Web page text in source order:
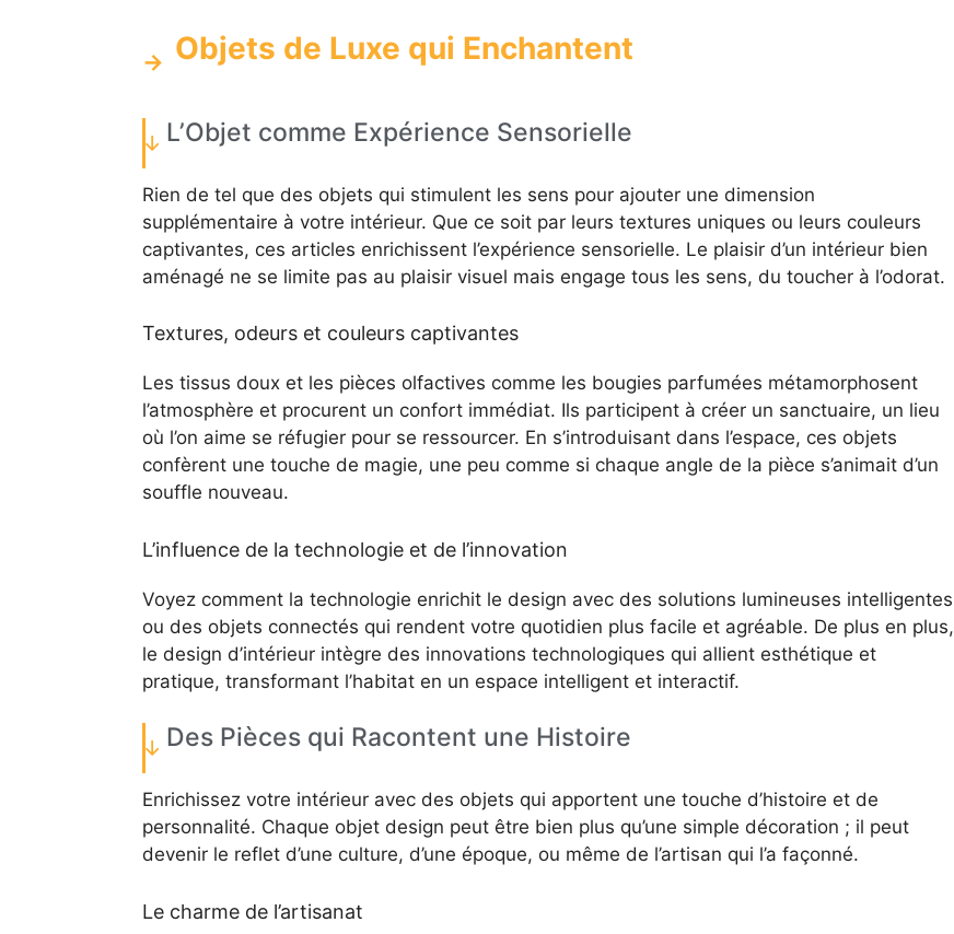
Objets de Luxe qui Enchantent
L’Objet comme Expérience Sensorielle
Rien de tel que des objets qui stimulent les sens pour ajouter une dimension
supplémentaire à votre intérieur. Que ce soit par leurs textures uniques ou leurs couleurs
captivantes, ces articles enrichissent l’expérience sensorielle. Le plaisir d’un intérieur bien
aménagé ne se limite pas au plaisir visuel mais engage tous les sens, du toucher à l’odorat.
Textures, odeurs et couleurs captivantes
Les tissus doux et les pièces olfactives comme les bougies parfumées métamorphosent
l’atmosphère et procurent un confort immédiat. Ils participent à créer un sanctuaire, un lieu
où l’on aime se réfugier pour se ressourcer. En s’introduisant dans l’espace, ces objets
confèrent une touche de magie, une peu comme si chaque angle de la pièce s’animait d’un
souffle nouveau.
L’influence de la technologie et de l’innovation
Voyez comment la technologie enrichit le design avec des solutions lumineuses intelligentes
ou des objets connectés qui rendent votre quotidien plus facile et agréable. De plus en plus,
le design d’intérieur intègre des innovations technologiques qui allient esthétique et
pratique, transformant l’habitat en un espace intelligent et interactif.
Des Pièces qui Racontent une Histoire
Enrichissez votre intérieur avec des objets qui apportent une touche d’histoire et de
personnalité. Chaque objet design peut être bien plus qu’une simple décoration ; il peut
devenir le reflet d’une culture, d’une époque, ou même de l’artisan qui l’a façonné.
Le charme de l’artisanat